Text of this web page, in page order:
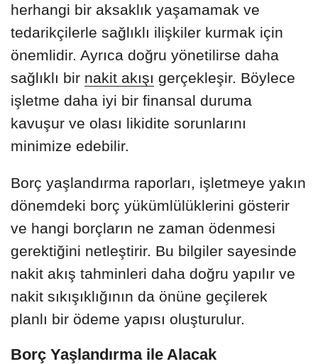
herhangi bir aksaklık yaşamamak ve
tedarikçilerle sağlıklı ilişkiler kurmak için
önemlidir. Ayrıca doğru yönetilirse daha
sağlıklı bir nakit akışı gerçekleşir. Böylece
işletme daha iyi bir finansal duruma
kavuşur ve olası likidite sorunlarını
minimize edebilir.
Borç yaşlandırma raporları, işletmeye yakın
dönemdeki borç yükümlülüklerini gösterir
ve hangi borçların ne zaman ödenmesi
gerektiğini netleştirir. Bu bilgiler sayesinde
nakit akış tahminleri daha doğru yapılır ve
nakit sıkışıklığının da önüne geçilerek
planlı bir ödeme yapısı oluşturulur.
Borç Yaşlandırma ile Alacak